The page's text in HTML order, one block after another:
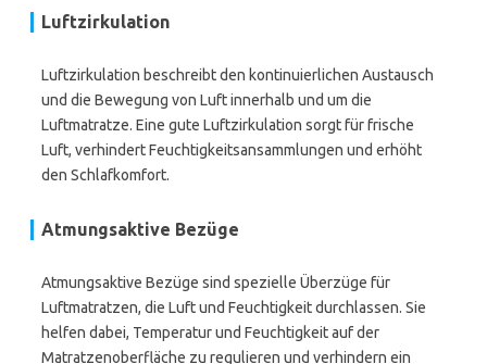
Luftzirkulation
Luftzirkulation beschreibt den kontinuierlichen Austausch
und die Bewegung von Luft innerhalb und um die
Luftmatratze. Eine gute Luftzirkulation sorgt für frische
Luft, verhindert Feuchtigkeitsansammlungen und erhöht
den Schlafkomfort.
Atmungsaktive Bezüge
Atmungsaktive Bezüge sind spezielle Überzüge für
Luftmatratzen, die Luft und Feuchtigkeit durchlassen. Sie
helfen dabei, Temperatur und Feuchtigkeit auf der
Matratzenoberfläche zu regulieren und verhindern ein